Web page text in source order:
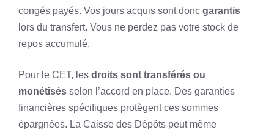
congés payés. Vos jours acquis sont donc garantis
lors du transfert. Vous ne perdez pas votre stock de
repos accumulé.
Pour le CET, les droits sont transférés ou
monétisés selon l’accord en place. Des garanties
financières spécifiques protègent ces sommes
épargnées. La Caisse des Dépôts peut même